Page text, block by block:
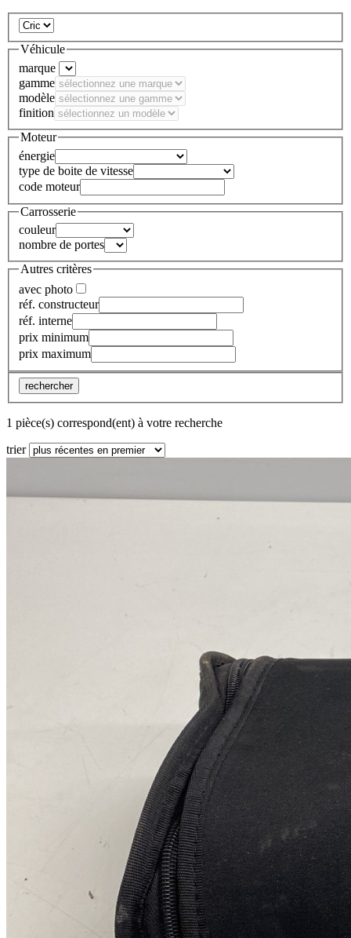
Véhicule
marque
gamme
modèle
finition
Moteur
énergie
type de boite de vitesse
code moteur
Carrosserie
couleur
nombre de portes
Autres critères
avec photo
réf. constructeur
réf. interne
prix minimum
prix maximum
rechercher
1 pièce(s) correspond(ent) à votre recherche
trier